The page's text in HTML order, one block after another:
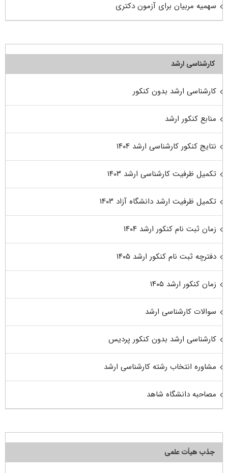
سهمیه مربیان برای آزمون دکتری
کارشناسی ارشد
کارشناسی ارشد بدون کنکور
منابع کنکور ارشد
نتایج کنکور کارشناسی ارشد ۱۴۰۴
تکمیل ظرفیت کارشناسی ارشد ۱۴۰۳
تکمیل ظرفیت ارشد دانشگاه آزاد ۱۴۰۳
زمان ثبت نام کنکور ارشد ۱۴۰۴
دفترچه ثبت نام کنکور ارشد ۱۴۰۵
زمان کنکور ارشد ۱۴۰۵
سوالات کارشناسی ارشد
کارشناسی ارشد بدون کنکور پردیس
مشاوره انتخاب رشته کارشناسی ارشد
مصاحبه دانشگاه شاهد
جذب هیأت علمی